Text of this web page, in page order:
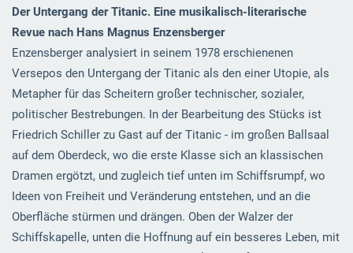
Der Untergang der Titanic. Eine musikalisch-literarische
Revue nach Hans Magnus Enzensberger
Enzensberger analysiert in seinem 1978 erschienenen
Versepos den Untergang der Titanic als den einer Utopie, als
Metapher für das Scheitern großer technischer, sozialer,
politischer Bestrebungen. In der Bearbeitung des Stücks ist
Friedrich Schiller zu Gast auf der Titanic - im großen Ballsaal
auf dem Oberdeck, wo die erste Klasse sich an klassischen
Dramen ergötzt, und zugleich tief unten im Schiffsrumpf, wo
Ideen von Freiheit und Veränderung entstehen, und an die
Oberfläche stürmen und drängen. Oben der Walzer der
Schiffskapelle, unten die Hoffnung auf ein besseres Leben, mit